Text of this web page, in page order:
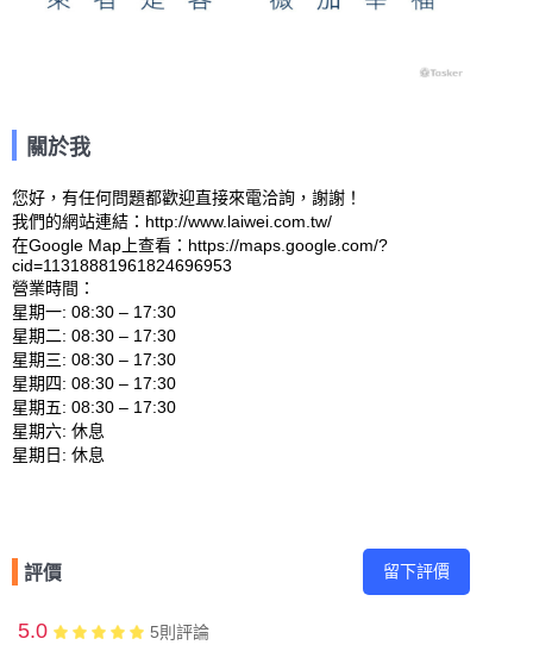
關於我
您好，有任何問題都歡迎直接來電洽詢，謝謝！
我們的網站連結：http://www.laiwei.com.tw/
在Google Map上查看：https://maps.google.com/?
cid=11318881961824696953
營業時間：
星期一: 08:30 – 17:30
星期二: 08:30 – 17:30
星期三: 08:30 – 17:30
星期四: 08:30 – 17:30
星期五: 08:30 – 17:30
星期六: 休息
評價 留下評價
5.0 5則評論